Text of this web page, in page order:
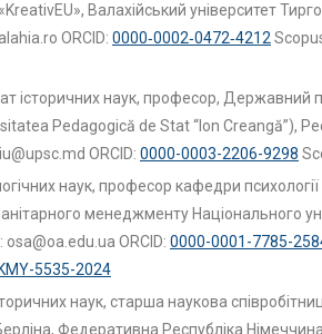
Валахійський університет
ORCID: 0000‑0002‑0472‑4212
історичних наук, професор, Державний
Pedagogică de Stat “Ion Creangă”),
ORCID: 0000-0003-2206-9298
наук, професор кафедри
менеджменту Національного
osa@oa.edu.ua ORCID: 0000-0001-7785-
KMY-5535-2024
наук, старша наукова
Федеративна Республіка